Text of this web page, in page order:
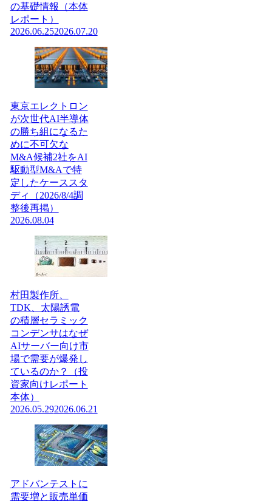
の基礎情報（本体
レポート）
2026.06.252026.07.20
東京エレクトロン
が次世代AI半導体
の勝ち組になるた
めに不可欠な
M&A候補2社をAI
駆動型M&Aで特
定したケーススタ
ディ（2026/8/4調
整後再掲）
2026.08.04
村田製作所、
TDK、太陽誘電
の積層セラミック
コンデンサはなぜ
AIサーバー向け市
場で需要が爆発し
ているのか？（投
資家向けレポート
本体）
2026.05.292026.06.21
アドバンテストに
需要増と販売単価